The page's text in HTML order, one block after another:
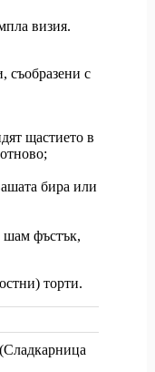
визия.
съобразени с
щастието в
бира или
шам фъстък,
торти.